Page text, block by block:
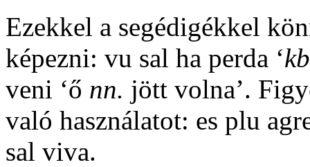
Ezekkel a segédigékkel
képezni: vu sal ha perda ‘
veni ‘ő nn. jött volna’.
való használatot: es plu
sal viva.